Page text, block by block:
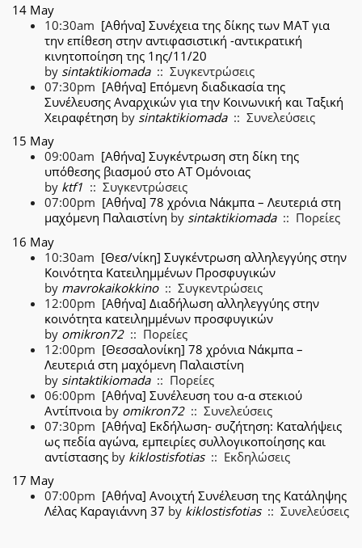
14 May
10:30am [Αθήνα] Συνέχεια της δίκης των ΜΑΤ για
την επίθεση στην αντιφασιστική -αντικρατική
κινητοποίηση της 1ης/11/20
by sintaktikiomada:: Συγκεντρώσεις
07:30pm [Αθήνα] Επόμενη διαδικασία της
Συνέλευσης Αναρχικών για την Κοινωνική και Ταξική
Χειραφέτηση by sintaktikiomada:: Συνελεύσεις
15 May
09:00am [Αθήνα] Συγκέντρωση στη δίκη της
υπόθεσης βιασμού στο ΑΤ Ομόνοιας
by ktf1 :: Συγκεντρώσεις
07:00pm [Αθήνα] 78 χρόνια Νάκμπα – Λευτεριά στη
μαχόμενη Παλαιστίνη by sintaktikiomada:: Πορείες
16 May
10:30am [Θεσ/νίκη] Συγκέντρωση αλληλεγγύης στην
Κοινότητα Κατειλημμένων Προσφυγικών
by mavrokaikokkino:: Συγκεντρώσεις
12:00pm [Αθήνα] Διαδήλωση αλληλεγγύης στην
κοινότητα κατειλημμένων προσφυγικών
by omikron72:: Πορείες
12:00pm [Θεσσαλονίκη] 78 χρόνια Νάκμπα –
Λευτεριά στη μαχόμενη Παλαιστίνη
by sintaktikiomada:: Πορείες
06:00pm [Αθήνα] Συνέλευση του α-α στεκιού
Αντίπνοια by omikron72:: Συνελεύσεις
07:30pm [Αθήνα] Εκδήλωση- συζήτηση: Καταλήψεις
ως πεδία αγώνα, εμπειρίες συλλογικοποίησης και
αντίστασης by kiklostisfotias:: Εκδηλώσεις
17 May
07:00pm [Αθήνα] Ανοιχτή Συνέλευση της Κατάληψης
Λέλας Καραγιάννη 37 by kiklostisfotias:: Συνελεύσεις